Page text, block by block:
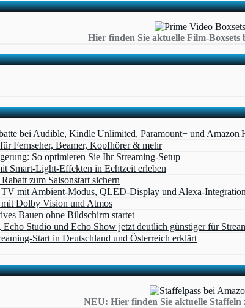
Hier finden Sie aktuelle Film-Boxsets
bei Audible, Kindle Unlimited, Paramount+ und Amazon
Fernseher, Beamer, Kopfhörer & mehr
So optimieren Sie Ihr Streaming-Setup
Smart‑Light‑Effekten in Echtzeit erleben
zum Saisonstart sichern
mit Ambient‑Modus, QLED‑Display und
Dolby Vision und Atmos
Bauen ohne Bildschirm startet
Studio und Echo Show jetzt deutlich günstiger für
in Deutschland und Österreich erklärt
NEU: Hier finden Sie aktuelle Staffeln